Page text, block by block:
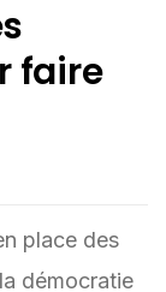
faire
place des
démocratie